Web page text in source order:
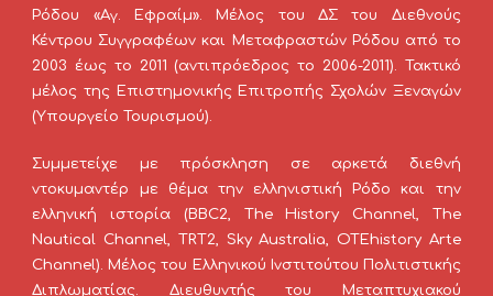
Ρόδου «Αγ. Εφραίμ». Μέλος του ΔΣ του Διεθνούς
Κέντρου Συγγραφέων και Μεταφραστών Ρόδου από το
2003 έως το 2011 (αντιπρόεδρος το 2006-2011). Τακτικό
μέλος της Επιστημονικής Επιτροπής Σχολών Ξεναγών
(Υπουργείο Τουρισμού).
Συμμετείχε με πρόσκληση σε αρκετά διεθνή
ντοκυμαντέρ με θέμα την ελληνιστική Ρόδο και την
ελληνική ιστορία (BBC2, The History Channel, The
Nautical Channel, TRT2, Sky Australia, OTEhistory Arte
Channel). Μέλος του Ελληνικού Ινστιτούτου Πολιτιστικής
Διπλωματίας. Διευθυντής του Μεταπτυχιακού